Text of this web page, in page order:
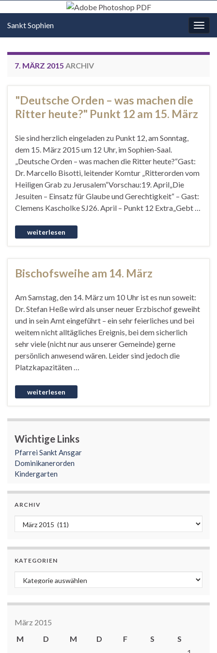
Sankt Sophien
7. MÄRZ 2015 ARCHIV
"Deutsche Orden – was machen die
Ritter heute?" Punkt 12 am 15. März
Sie sind herzlich eingeladen zu Punkt 12, am Sonntag,
dem 15. März 2015 um 12 Uhr, im Sophien-Saal.
„Deutsche Orden – was machen die Ritter heute?“Gast:
Dr. Marcello Bisotti, leitender Komtur „Ritterorden vom
Heiligen Grab zu Jerusalem“Vorschau:19. April„Die
Jesuiten – Einsatz für Glaube und Gerechtigkeit“ – Gast:
Clemens Kascholke SJ26. April – Punkt 12 Extra„Gebt …
Bischofsweihe am 14. März
Am Samstag, den 14. März um 10 Uhr ist es nun soweit:
Dr. Stefan Heße wird als unser neuer Erzbischof geweiht
und in sein Amt eingeführt – ein sehr feierliches und bei
weitem nicht alltägliches Ereignis, bei dem sicherlich
sehr viele (nicht nur aus unserer Gemeinde) gerne
persönlich anwesend wären. Leider sind jedoch die
Platzkapazitäten …
Wichtige Links
Pfarrei Sankt Ansgar
Dominikanerorden
Kindergarten
ARCHIV
Archiv
KATEGORIEN
Kategorien
März 2015
M
D M D F S
S